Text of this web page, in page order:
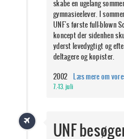
skabe en ugelang
gymnasieelever. I
UNF's første full-blown
koncept der sidenhen
yderst levedygtigt og
deltagere og kopister.
Læs mere om
2002
7.-13. juli
UNF